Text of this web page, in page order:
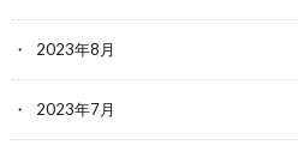
2023年8月
2023年7月